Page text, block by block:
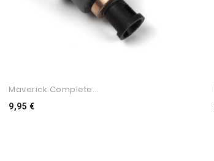
Maverick Complete...
9,95 €Preço